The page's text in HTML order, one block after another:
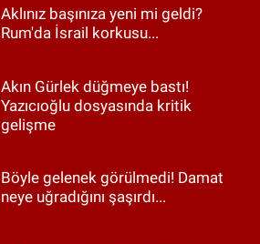
Aklınız başınıza yeni mi geldi?
Rum'da İsrail korkusu...
Akın Gürlek düğmeye bastı!
Yazıcıoğlu dosyasında kritik
gelişme
Böyle gelenek görülmedi! Damat
neye uğradığını şaşırdı...